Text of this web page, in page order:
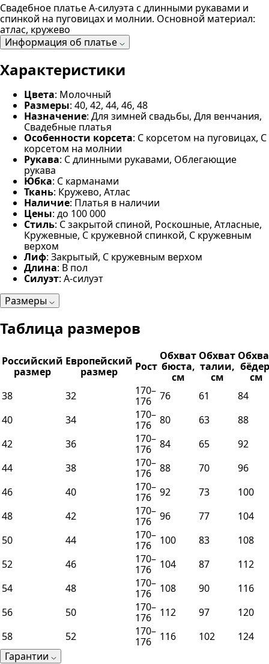
Свадебное платье А-силуэта с длинными рукавами и
спинкой на пуговицах и молнии. Основной материал:
атлас, кружево
Информация об платье
Характеристики
Цвета: Молочный
Размеры: 40, 42, 44, 46, 48
Назначение: Для зимней свадьбы, Для венчания,
Свадебные платья
Особенности корсета: С корсетом на пуговицах, С
корсетом на молнии
Рукава: С длинными рукавами, Облегающие
рукава
Юбка: С карманами
Ткань: Кружево, Атлас
Наличие: Платья в наличии
Цены: до 100 000
Стиль: С закрытой спиной, Роскошные, Атласные,
Кружевные, С кружевной спинкой, С кружевным
верхом
Лиф: Закрытый, С кружевным верхом
Длина: В пол
Силуэт: А-силуэт
Размеры
Таблица размеров
Российский
размер
Европейский
размер
Рост
Обхват
бюста,
см
Обхват
талии,
см
см
38
32
170–
176
76 61
84
40
34
170–
176
80 63
88
42
36
170–
176
84 65
92
44
38
170–
176
88 70
96
46
40
170–
176
92 73
100
48
42
170–
176
96 77
104
50
44
170–
176
100 83
108
52
46
170–
176
104 87
112
54
48
170–
176
108 90
116
56
50
170–
176
112 97
120
58
52
170–
176
116 102
124
Гарантии